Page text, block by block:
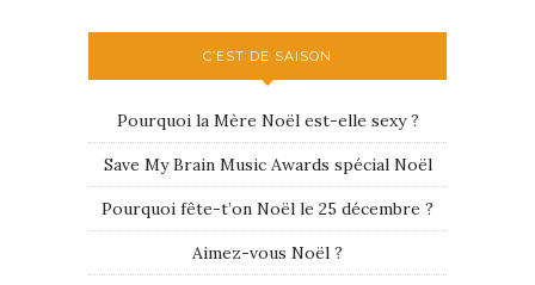
C’EST DE SAISON
Pourquoi la Mère Noël est-elle sexy ?
Save My Brain Music Awards spécial Noël
Pourquoi fête-t’on Noël le 25 décembre ?
Aimez-vous Noël ?